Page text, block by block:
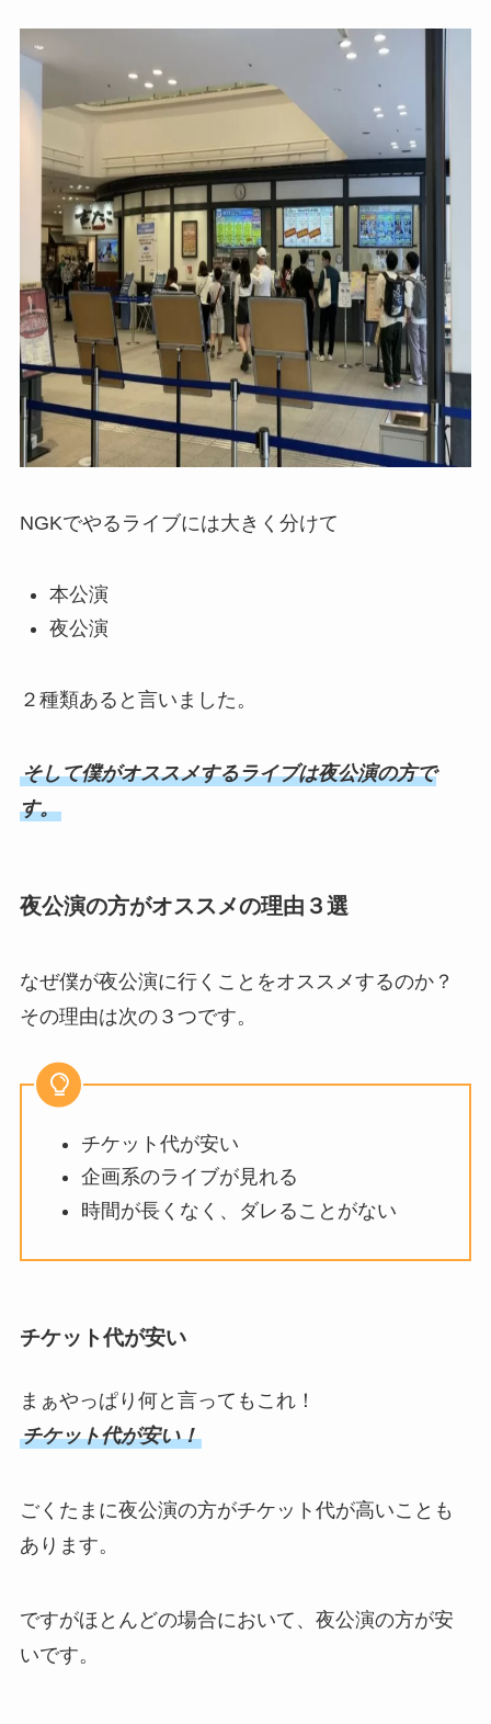
NGKでやるライブには大きく分けて
本公演
夜公演
２種類あると言いました。
そして僕がオススメするライブは夜公演の方で
す。
夜公演の方がオススメの理由３選
なぜ僕が夜公演に行くことをオススメするのか？
その理由は次の３つです。
チケット代が安い
企画系のライブが見れる
時間が長くなく、ダレることがない
チケット代が安い
まぁやっぱり何と言ってもこれ！
チケット代が安い！
ごくたまに夜公演の方がチケット代が高いことも
あります。
ですがほとんどの場合において、夜公演の方が安
いです。